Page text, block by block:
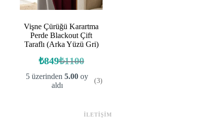
Vişne Çürüğü Karartma
Perde Blackout Çift
Taraflı (Arka Yüzü Gri)
₺1100
Orijinal
fiyat:
₺1100.
₺849 Şu
andaki
fiyat:
5 üzerinden5.00 oy
aldı
(3)
İLETİŞİM